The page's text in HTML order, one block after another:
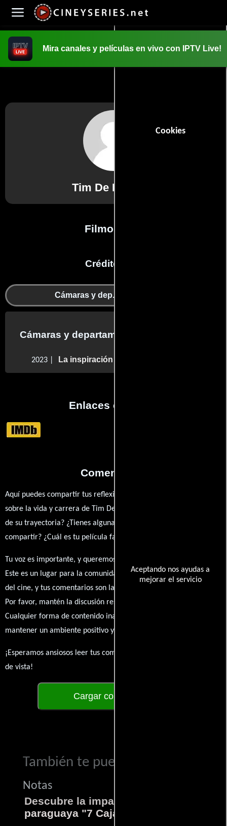
Cookies
Aceptando nos ayudas a
mejorar el servicio
Mira canales y películas en vivo con IPTV Live!
Tim De Deygere
Filmografía
Créditos en:
Cámaras y dep. de electricidad
Cámaras y departamento de electricidad
2023 | La inspiración más profunda
Enlaces externos
Comentarios
Aquí puedes compartir tus reflexiones, anécdotas y opiniones
sobre la vida y carrera de Tim De Deygere. ¿Qué te ha inspirado
de su trayectoria? ¿Tienes alguna anécdota personal que desees
compartir? ¿Cuál es tu película favorita en la que ha participado?
Tu voz es importante, y queremos escuchar tus pensamientos.
Este es un lugar para la comunidad de admiradores y amantes
del cine, y tus comentarios son la esencia de esta conversación.
Por favor, mantén la discusión respetuosa y constructiva.
Cualquier forma de contenido inapropiado será eliminado para
mantener un ambiente positivo y enriquecedor para todos.
¡Esperamos ansiosos leer tus comentarios y conocer tus puntos
de vista!
Cargar comentarios
También te puede interesar...
Notas
Descubre la impactante película
paraguaya "7 Cajas"